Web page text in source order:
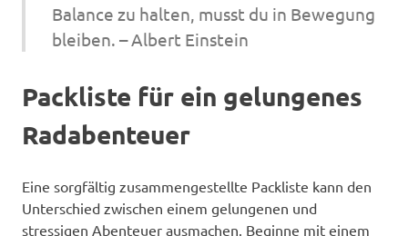
Balance zu halten, musst du in Bewegung
bleiben. – Albert Einstein
Packliste für ein gelungenes
Radabenteuer
Eine sorgfältig zusammengestellte Packliste kann den
Unterschied zwischen einem gelungenen und
stressigen Abenteuer ausmachen. Beginne mit einem